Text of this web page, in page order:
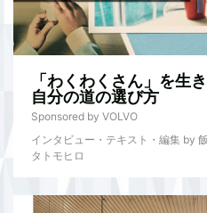
「わくわくさん」を生
自分の道の選び方
Sponsored by VOLVO
インタビュー・テキスト・編集 by
タトモヒロ